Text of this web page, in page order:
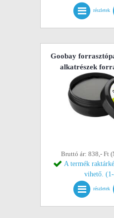
részletek
Goobay
alkatrészek
Bruttó ár: 838,- Ft
A termék
vihető.
részletek